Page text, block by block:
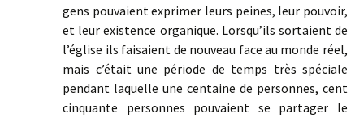
gens pouvaient exprimer leurs peines, leur pouvoir,
et leur existence organique. Lorsqu’ils sortaient de
l’église ils faisaient de nouveau face au monde réel,
mais c’était une période de temps très spéciale
pendant laquelle une centaine de personnes, cent
cinquante personnes pouvaient se partager le